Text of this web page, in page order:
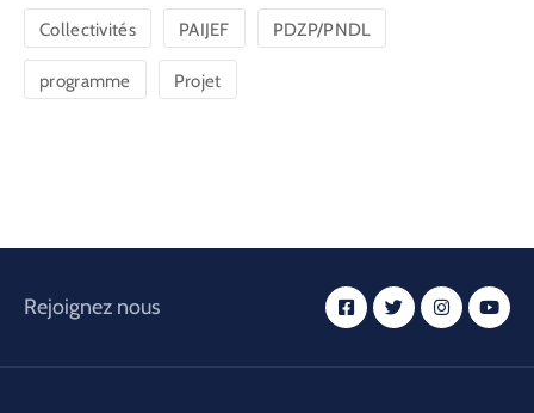
Collectivités PAIJEF PDZP/PNDL
programme Projet
Rejoignez nous